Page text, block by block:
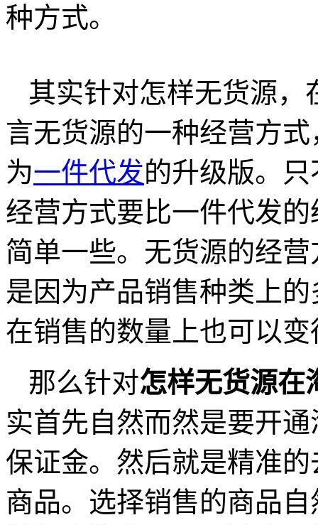
种方式。
其实针对怎样无货源，
言无货源的一种经营方
为一件代发的升级版。
经营方式要比一件代发
简单一些。无货源的经
是因为产品销售种类上
在销售的数量上也可以
那么针对怎样无货源在
实首先自然而然是要开
保证金。然后就是精准
商品。选择销售的商品